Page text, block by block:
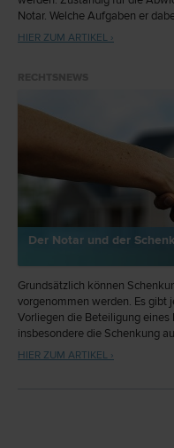
Notar. Welche Aufgaben er
folgenden Beitrag.
HIER ZUM ARTIKEL ›
Der Notar und der
Grundsätzlich können
vorgenommen werden. Es gibt
Vorliegen die Beteiligung
insbesondere die Schenkung
Schenkungsversprechen.
HIER ZUM ARTIKEL ›